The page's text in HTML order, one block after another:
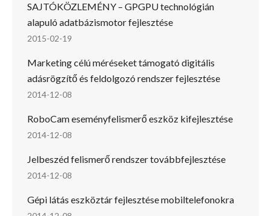
SAJTÓKÖZLEMÉNY – GPGPU technológián
alapuló adatbázismotor fejlesztése
2015-02-19
Marketing célú méréseket támogató digitális
adásrögzítő és feldolgozó rendszer fejlesztése
2014-12-08
RoboCam eseményfelismerő eszköz kifejlesztése
2014-12-08
Jelbeszéd felismerő rendszer továbbfejlesztése
2014-12-08
Gépi látás eszköztár fejlesztése mobiltelefonokra